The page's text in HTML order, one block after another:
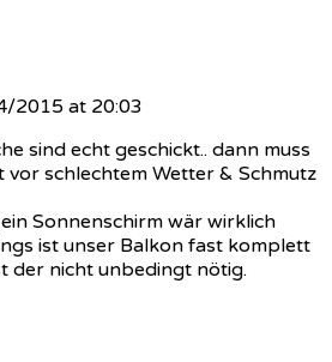
2015 at 20:03
sind echt geschickt.. dann muss
vor schlechtem Wetter & Schmutz
Sonnenschirm wär wirklich
ist unser Balkon fast komplett
der nicht unbedingt nötig.